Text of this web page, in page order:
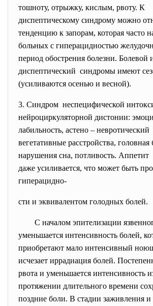
тошноту, отрыжку, кислым, рвоту. К
диспептическому синдрому можно
тенденцию к запорам, которая часто
больных с гиперацидностью
период обострения болезни. Болевой
диспептический синдромы имеют
(усиливаются осенью и весной).
3. Синдром неспецифической
нейроциркуляторной дистонии:
лабильность, астено –
вегетативные расстройства, головная
нарушения сна, потливость. Аппетит
даже усиливается, что может быть
гиперацидно-
сти и эквивалентом голодных болей.
С началом эпителизации
уменьшается интенсивность болей,
приобретают мало интенсивный
исчезает иррадиация болей.
рвота и уменьшается интенсивность
протяжении длительного времени
поздние боли. В стадии заживления и